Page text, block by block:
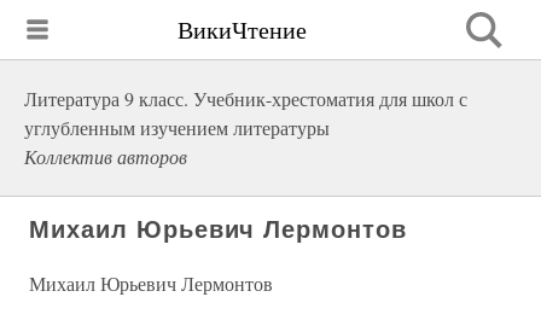
ВикиЧтение
Литература 9 класс. Учебник-хрестоматия для школ с
углубленным изучением литературы
Коллектив авторов
Михаил Юрьевич Лермонтов
Михаил Юрьевич Лермонтов